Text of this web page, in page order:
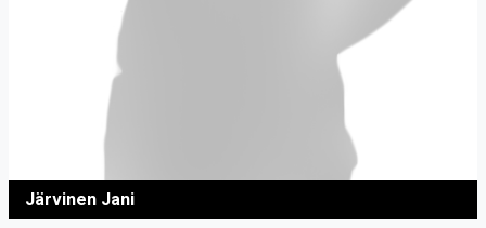
Järvinen Jani